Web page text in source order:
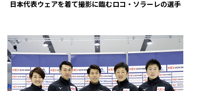
日本代表ウェアを着て撮影に臨むロコ・ソラーレの選手